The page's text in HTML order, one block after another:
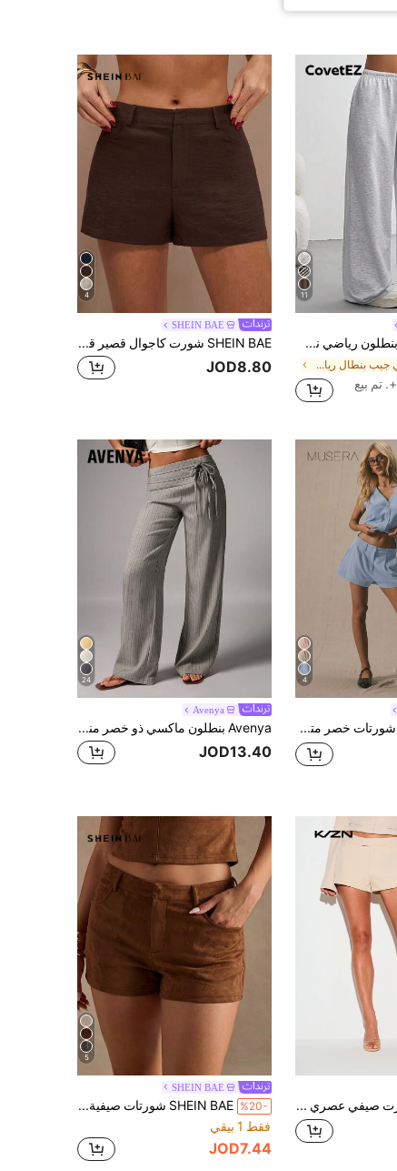
11
CovetEZ بنطلون رياضي نسائي صيفي بسيط بربطة أمامية فضفاض، للارتداء اليومي العادي، التخرج، المعلمات، العودة إلى المدرسة
في جيب بنطال رياضي للنساء
4
SHEIN BAE
SHEIN BAE شورت كاجوال قصير قصير من خليط الكتان، مناسب للخروجات الترفيهية، العطلات، عطلات جنوب فرنسا، عطلات إيطاليا، البرانش، الملابس الكاجوال، شورت بني أنيق، شورت براندي، عطلة الصيف
JOD8.80
4
MUSERA شورتات خصر متوسط مفصلة فقط صيفية لطيفة عطلة كاجوال العودة إلى المدرسة بنطلونات العمل المكتبي الربيع العطلة الاجتماعية
24
Avenya
Avenya بنطلون ماكسي ذو خصر منخفض وساق واسعة مزين بربطة الخصر المزدوجة، بنطلون مستقيم فضفاض أنيق للتنقل اليومي، مناسب للخريف/الشتاء، ، أنيق
JOD13.40
KIZN شورت صيفي عصري مصمم بحلقات للحزام وجيوب مخفية، طراز عطلة صيفية كاجوال
5
SHEIN BAE
%20-
SHEIN BAE شورتات صيفية كاجوال بلون موحد بخصر منخفض للنساء
فقط 1 بيقي
JOD7.44